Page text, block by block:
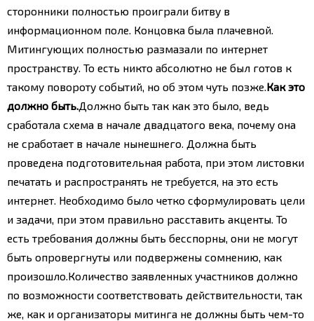
сторонники полностью проиграли битву в
информационном поле. Концовка была плачевной.
Митингующих полностью размазали по интернет
пространству. То есть никто абсолютно не был готов к
такому повороту событий, но об этом чуть позже. Как это
должно быть.Должно быть так как это было, ведь
сработала схема в начале двадцатого века, почему она
не сработает в начале нынешнего. Должна быть
проведена подготовительная работа, при этом листовки
печатать и распространять не требуется, на это есть
интернет. Необходимо было четко сформулировать цели
и задачи, при этом правильно расставить акценты. То
есть требования должны быть бесспорны, они не могут
быть опровергнуты или подвержены сомнению, как
произошло. Количество заявленных участников должно
по возможности соответствовать действительности, так
же, как и организаторы митинга не должны быть чем-то